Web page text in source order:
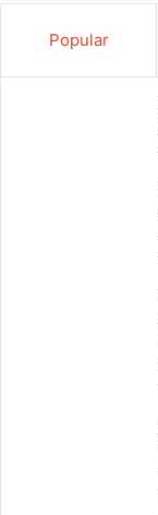
Popular